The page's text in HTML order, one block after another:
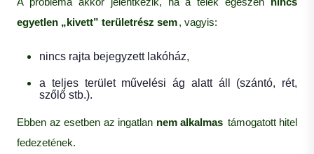
A probléma akkor jelentkezik, ha a telek egészén nincs
egyetlen „kivett” területrész sem, vagyis:
nincs rajta bejegyzett lakóház,
a teljes terület művelési ág alatt áll (szántó, rét,
szőlő stb.).
Ebben az esetben az ingatlan nem alkalmas támogatott hitel
fedezetének.